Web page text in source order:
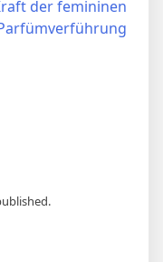
der femininen